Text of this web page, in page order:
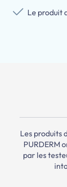
Le produit
Les produits
PURDERM
par les